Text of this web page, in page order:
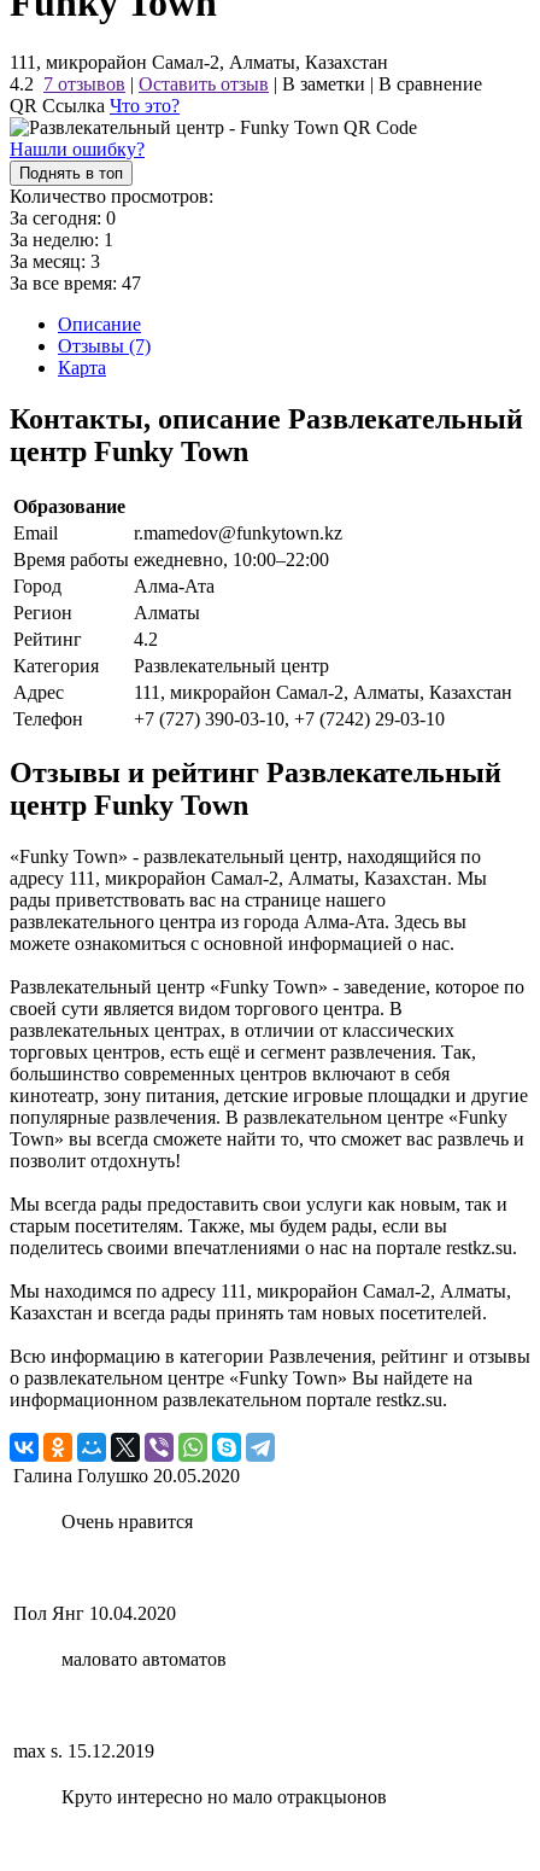
111, микрорайон Самал-2, Алматы, Казахстан
4.2 7 отзывов | Оставить отзыв | В заметки | В сравнение
QR Ссылка Что это?
Нашли ошибку?
Поднять в топ
Количество просмотров:
За сегодня: 0
За неделю: 1
За месяц: 3
За все время: 47
Описание
Отзывы (7)
Карта
Контакты, описание Развлекательный
центр Funky Town
Образование
Email
r.mamedov@funkytown.kz
Время работы ежедневно, 10:00–22:00
Город
Алма-Ата
Регион
Алматы
Рейтинг
4.2
Категория
Развлекательный центр
Адрес
111, микрорайон Самал-2, Алматы, Казахстан
Телефон
+7 (727) 390-03-10, +7 (7242) 29-03-10
Отзывы и рейтинг Развлекательный
центр Funky Town
«Funky Town» - развлекательный центр, находящийся по
адресу 111, микрорайон Самал-2, Алматы, Казахстан. Мы
рады приветствовать вас на странице нашего
развлекательного центра из города Алма-Ата. Здесь вы
можете ознакомиться с основной информацией о нас.
Развлекательный центр «Funky Town» - заведение, которое по
своей сути является видом торгового центра. В
развлекательных центрах, в отличии от классических
торговых центров, есть ещё и сегмент развлечения. Так,
большинство современных центров включают в себя
кинотеатр, зону питания, детские игровые площадки и другие
популярные развлечения. В развлекательном центре «Funky
Town» вы всегда сможете найти то, что сможет вас развлечь и
позволит отдохнуть!
Мы всегда рады предоставить свои услуги как новым, так и
старым посетителям. Также, мы будем рады, если вы
поделитесь своими впечатлениями о нас на портале restkz.su.
Мы находимся по адресу 111, микрорайон Самал-2, Алматы,
Казахстан и всегда рады принять там новых посетителей.
Всю информацию в категории Развлечения, рейтинг и отзывы
о развлекательном центре «Funky Town» Вы найдете на
информационном развлекательном портале restkz.su.
Галина Голушко 20.05.2020
Очень нравится
Пол Янг 10.04.2020
маловато автоматов
max s. 15.12.2019
Круто интересно но мало отракцыонов